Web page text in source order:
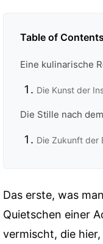
Table of Contents
Eine kulinarische
Die Kunst der
Die Stille nach
Die Zukunft der
Das erste, was
Quietschen einer
vermischt, die